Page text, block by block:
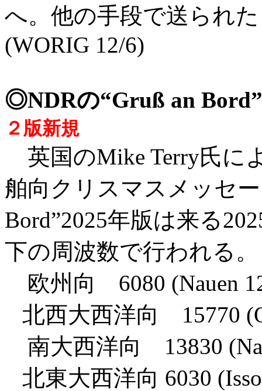
へ。他の手段で送られ
(WORIG 12/6)
◎NDRの“Gruß an
２版新規
英国のMike Terry氏に
舶向クリスマスメッセ
Bord”2025年版は来る
下の周波数で行われる。
欧州向 6080 (Nauen
北西大西洋向 15770
南大西洋向 13830
北東大西洋向 6030